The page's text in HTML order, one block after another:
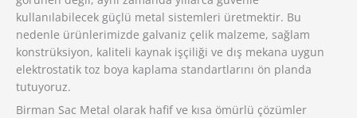
kullanılabilecek güçlü metal sistemleri üretmektir. Bu
nedenle ürünlerimizde galvaniz çelik malzeme, sağlam
konstrüksiyon, kaliteli kaynak işçiliği ve dış mekana uygun
elektrostatik toz boya kaplama standartlarını ön planda
tutuyoruz.
Birman Sac Metal olarak hafif ve kısa ömürlü çözümler